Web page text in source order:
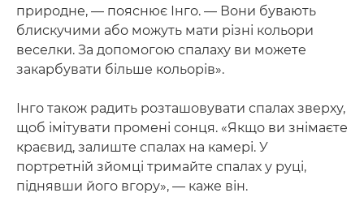
природне, — пояснює Інго. — Вони бувають
блискучими або можуть мати різні кольори
веселки. За допомогою спалаху ви можете
закарбувати більше кольорів».
Інго також радить розташовувати спалах зверху,
щоб імітувати промені сонця. «Якщо ви знімаєте
краєвид, залиште спалах на камері. У
портретній зйомці тримайте спалах у руці,
піднявши його вгору», — каже він.